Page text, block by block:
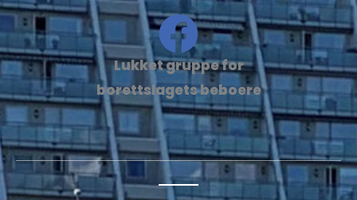
Lukket gruppe for
borettslagets beboere